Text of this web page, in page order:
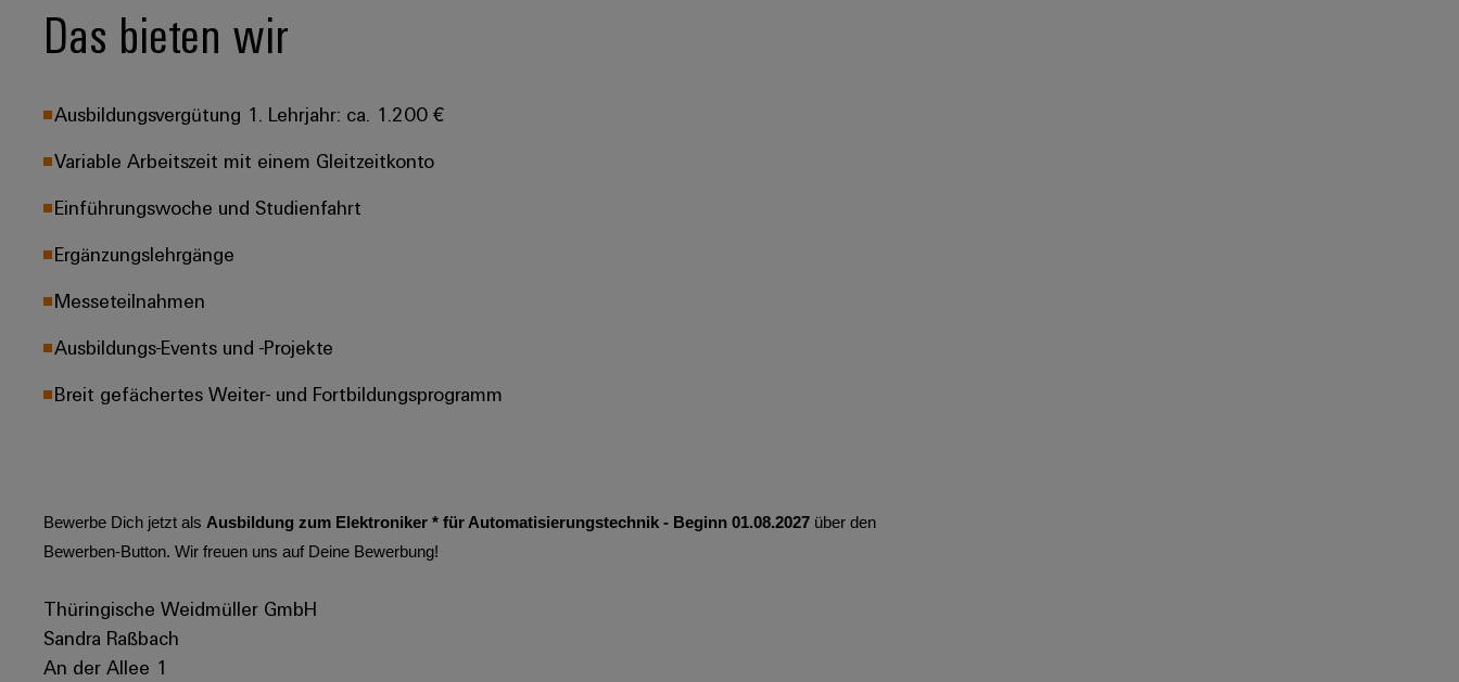
Das bieten wir
Ausbildungsvergütung 1. Lehrjahr: ca. 1.200 €
Variable Arbeitszeit mit einem Gleitzeitkonto
Einführungswoche und Studienfahrt
Ergänzungslehrgänge
Messeteilnahmen
Ausbildungs-Events und -Projekte
Breit gefächertes Weiter- und Fortbildungsprogramm
Bewerbe Dich jetzt als Ausbildung zum Elektroniker * für Automatisierungstechnik - Beginn 01.08.2027 über den
Bewerben-Button. Wir freuen uns auf Deine Bewerbung!
Thüringische Weidmüller GmbH
Sandra Raßbach
An der Allee 1